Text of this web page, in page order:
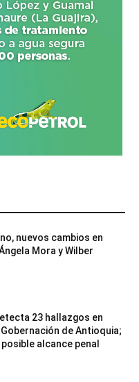
nuevos cambios en
Mora y Wilber
23 hallazgos en
de Antioquia;
alcance penal